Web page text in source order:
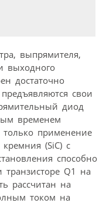
выпрямителя,
выходного
достаточно
свои
диод
временем
только применение
(SiC) с
способно
Q1 на
рассчитан на
током на